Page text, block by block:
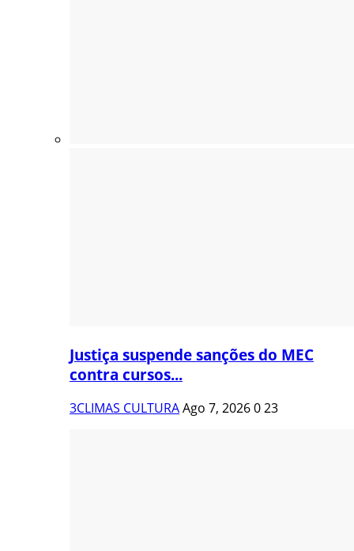
Justiça suspende sanções do MEC
contra cursos...
3CLIMAS CULTURAAgo 7, 2026023